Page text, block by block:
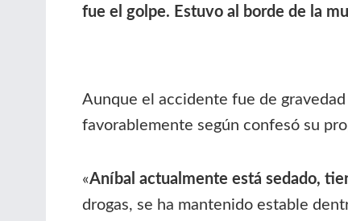
fue el golpe. Estuvo al borde de la
Aunque el accidente fue de
favorablemente según confesó su
«Aníbal actualmente está sedado,
drogas, se ha mantenido estable